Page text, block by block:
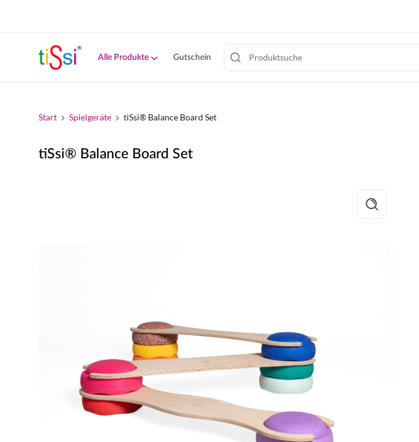
Alle Produkte Gutschein
Start Spielgeräte tiSsi® Balance Board Set
tiSsi® Balance Board Set